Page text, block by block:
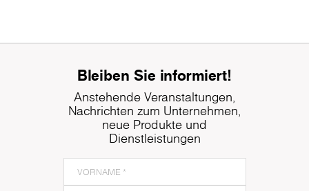
Bleiben Sie informiert!
Anstehende Veranstaltungen,
Nachrichten zum Unternehmen,
neue Produkte und
Dienstleistungen